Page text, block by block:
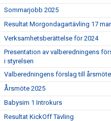
Sommarjobb 2025
Resultat Morgondagartävling 17
Verksamhetsberättelse för 2024
Presentation av valberedningens
i styrelsen
Valberedningens förslag till
Årsmöte 2025
Babysim 1 Introkurs
Resultat KickOff Tävling